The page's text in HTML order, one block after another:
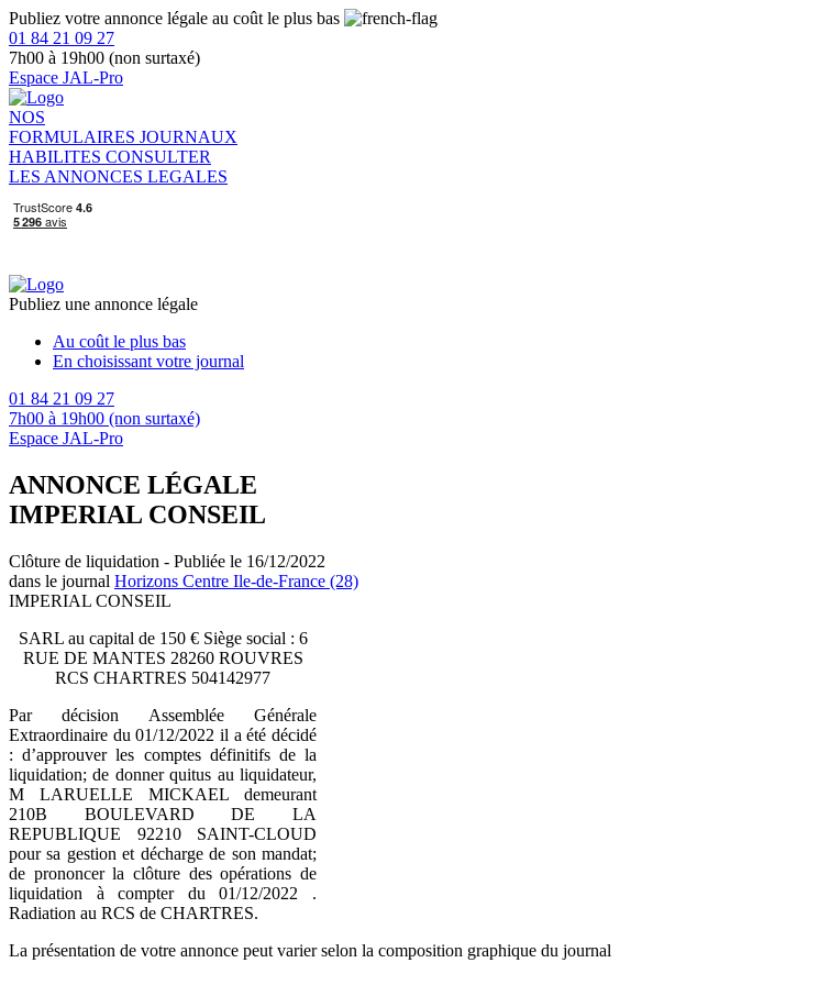
Publiez votre annonce légale au coût le plus bas
01 84 21 09 27
7h00 à 19h00 (non surtaxé)
Espace JAL-Pro
NOS
FORMULAIRES JOURNAUX
HABILITES CONSULTER
LES ANNONCES LEGALES
Publiez une annonce légale
Au coût le plus bas
En choisissant votre journal
01 84 21 09 27
7h00 à 19h00 (non surtaxé)
Espace JAL-Pro
ANNONCE LÉGALE
IMPERIAL CONSEIL
Clôture de liquidation - Publiée le 16/12/2022
dans le journal Horizons Centre Ile-de-France (28)
IMPERIAL CONSEIL
SARL au capital de 150 € Siège social : 6
RUE DE MANTES 28260 ROUVRES
RCS CHARTRES 504142977
Par décision Assemblée Générale
Extraordinaire du 01/12/2022 il a été décidé
: d’approuver les comptes définitifs de la
liquidation; de donner quitus au liquidateur,
M LARUELLE MICKAEL demeurant
210B BOULEVARD DE LA
REPUBLIQUE 92210 SAINT-CLOUD
pour sa gestion et décharge de son mandat;
de prononcer la clôture des opérations de
liquidation à compter du 01/12/2022 .
Radiation au RCS de CHARTRES.
La présentation de votre annonce peut varier selon la composition graphique du journal